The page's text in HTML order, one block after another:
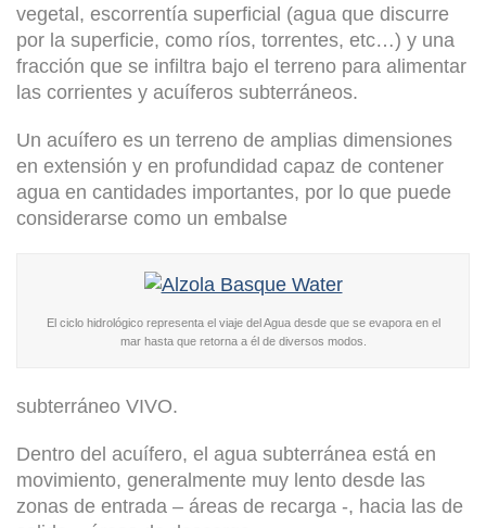
vegetal, escorrentía superficial (agua que discurre
por la superficie, como ríos, torrentes, etc…) y una
fracción que se infiltra bajo el terreno para alimentar
las corrientes y acuíferos subterráneos.
Un acuífero es un terreno de amplias dimensiones
en extensión y en profundidad capaz de contener
agua en cantidades importantes, por lo que puede
considerarse como un embalse
El ciclo hidrológico representa el viaje del Agua desde que se evapora en el
mar hasta que retorna a él de diversos modos.
subterráneo VIVO.
Dentro del acuífero, el agua subterránea está en
movimiento, generalmente muy lento desde las
zonas de entrada – áreas de recarga -, hacia las de